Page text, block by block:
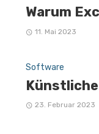
Warum
11. Mai 2023
Software
23. Februar 2023